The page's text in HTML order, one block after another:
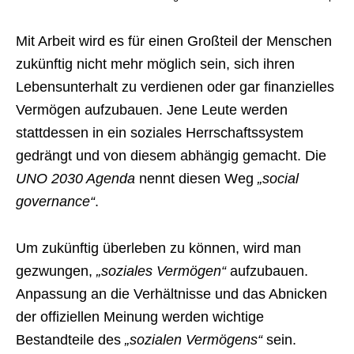
Mit Arbeit wird es für einen Großteil der Menschen
zukünftig nicht mehr möglich sein, sich ihren
Lebensunterhalt zu verdienen oder gar finanzielles
Vermögen aufzubauen. Jene Leute werden
stattdessen in ein soziales Herrschaftssystem
gedrängt und von diesem abhängig gemacht. Die
UNO 2030 Agenda nennt diesen Weg „social
governance“.
Um zukünftig überleben zu können, wird man
gezwungen, „soziales Vermögen“aufzubauen.
Anpassung an die Verhältnisse und das Abnicken
der offiziellen Meinung werden wichtige
Bestandteile des „sozialen Vermögens“sein.